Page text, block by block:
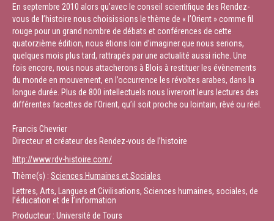
En septembre 2010 alors qu’avec le conseil scientifique des Rendez-
vous de l’histoire nous choisissions le thème de « l’Orient » comme fil
rouge pour un grand nombre de débats et conférences de cette
quatorzième édition, nous étions loin d’imaginer que nous serions,
quelques mois plus tard, rattrapés par une actualité aussi riche. Une
fois encore, nous nous attacherons à Blois à restituer les évènements
du monde en mouvement, en l’occurrence les révoltes arabes, dans la
longue durée. Plus de 800 intellectuels nous livreront leurs lectures des
différentes facettes de l’Orient, qu’il soit proche ou lointain, rêvé ou réel.
Francis Chevrier
Directeur et créateur des Rendez-vous de l’histoire
http://www.rdv-histoire.com/
Thème(s) : Sciences Humaines et Sociales
Lettres, Arts, Langues et Civilisations, Sciences humaines, sociales, de
l’éducation et de l’information
Producteur : Université de Tours